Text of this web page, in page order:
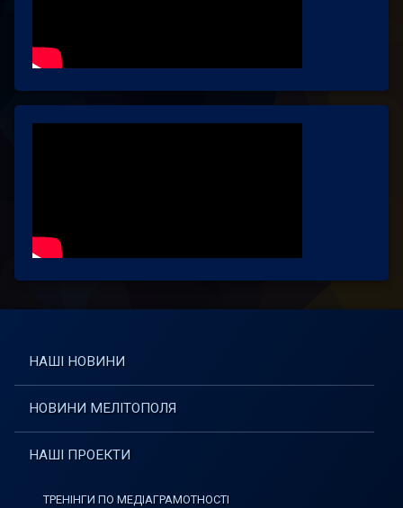
НАШІ НОВИНИ
НОВИНИ МЕЛІТОПОЛЯ
НАШІ ПРОЕКТИ
ТРЕНІНГИ ПО МЕДІАГРАМОТНОСТІ